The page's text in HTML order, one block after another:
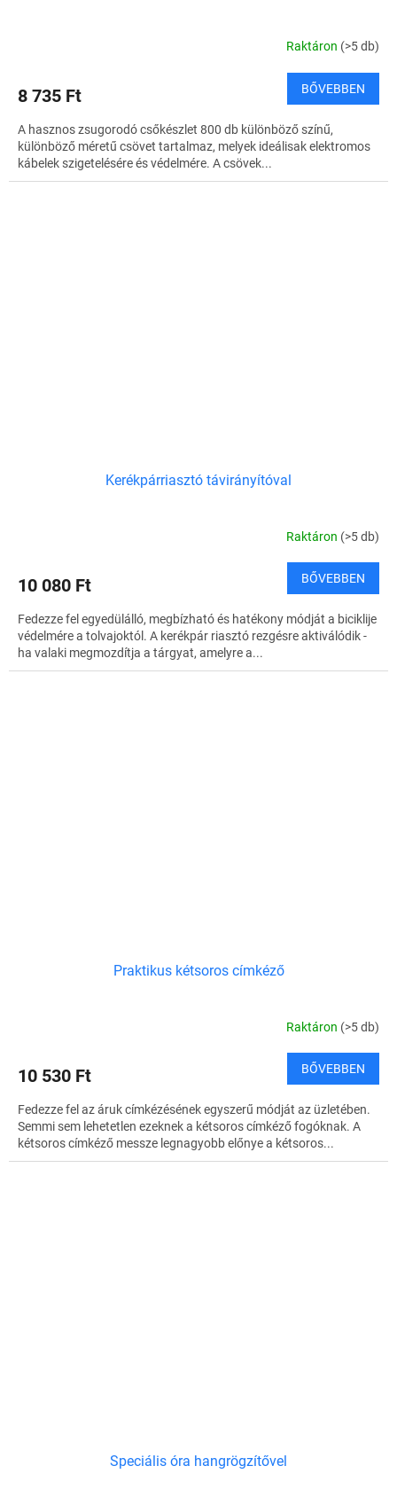
Raktáron (>5 db)
8 735 Ft BŐVEBBEN
A hasznos zsugorodó csőkészlet 800 db különböző színű,
különböző méretű csövet tartalmaz, melyek ideálisak elektromos
kábelek szigetelésére és védelmére. A csövek...
Kerékpárriasztó távirányítóval
Raktáron (>5 db)
10 080 Ft BŐVEBBEN
Fedezze fel egyedülálló, megbízható és hatékony módját a biciklije
védelmére a tolvajoktól. A kerékpár riasztó rezgésre aktiválódik -
ha valaki megmozdítja a tárgyat, amelyre a...
Praktikus kétsoros címkéző
Raktáron (>5 db)
10 530 Ft BŐVEBBEN
Fedezze fel az áruk címkézésének egyszerű módját az üzletében.
Semmi sem lehetetlen ezeknek a kétsoros címkéző fogóknak. A
kétsoros címkéző messze legnagyobb előnye a kétsoros...
Speciális óra hangrögzítővel